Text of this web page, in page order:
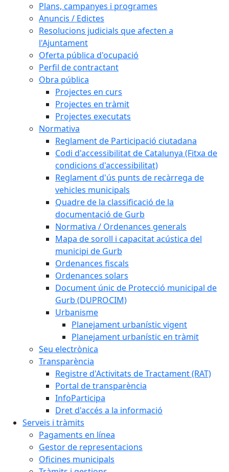
Plans, campanyes i programes
Anuncis / Edictes
Resolucions judicials que afecten a
l'Ajuntament
Oferta pública d'ocupació
Perfil de contractant
Obra pública
Projectes en curs
Projectes en tràmit
Projectes executats
Normativa
Reglament de Participació ciutadana
Codi d'accessibilitat de Catalunya (Fitxa de
condicions d'accessibilitat)
Reglament d'ús punts de recàrrega de
vehicles municipals
Quadre de la classificació de la
documentació de Gurb
Normativa / Ordenances generals
Mapa de soroll i capacitat acústica del
municipi de Gurb
Ordenances fiscals
Ordenances solars
Document únic de Protecció municipal de
Gurb (DUPROCIM)
Urbanisme
Planejament urbanístic vigent
Planejament urbanístic en tràmit
Seu electrònica
Transparència
Registre d'Activitats de Tractament (RAT)
Portal de transparència
InfoParticipa
Dret d'accés a la informació
Serveis i tràmits
Pagaments en línea
Gestor de representacions
Oficines municipals